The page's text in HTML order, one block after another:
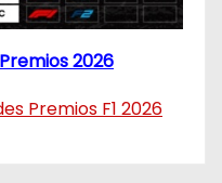
2026
Premios F1 2026